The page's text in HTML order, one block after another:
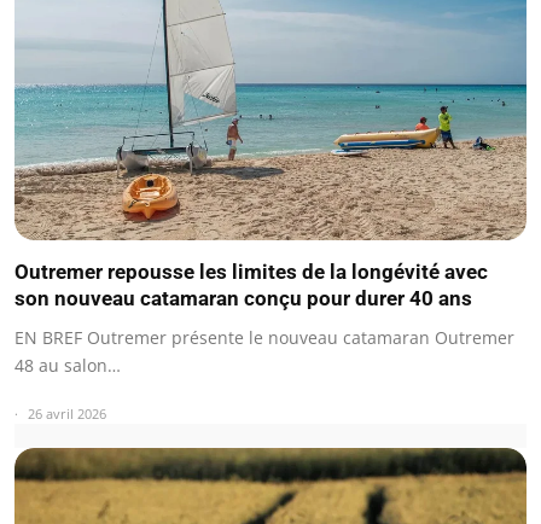
Outremer repousse les limites de la longévité avec
son nouveau catamaran conçu pour durer 40 ans
EN BREF Outremer présente le nouveau catamaran Outremer
48 au salon…
26 avril 2026